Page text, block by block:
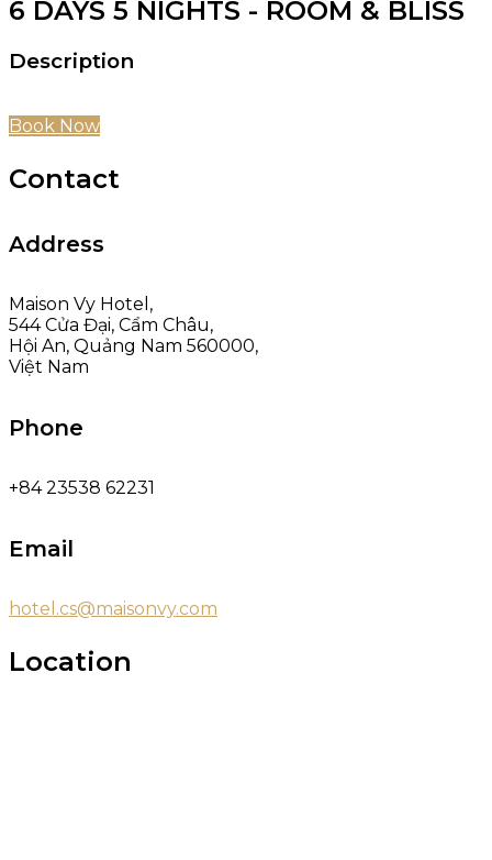
6 DAYS 5 NIGHTS - ROOM & BLISS
Description
Book Now
Contact
Address
Maison Vy Hotel,
544 Cửa Đại, Cẩm Châu,
Hội An, Quảng Nam 560000,
Việt Nam
Phone
+84 23538 62231
Email
hotel.cs@maisonvy.com
Location